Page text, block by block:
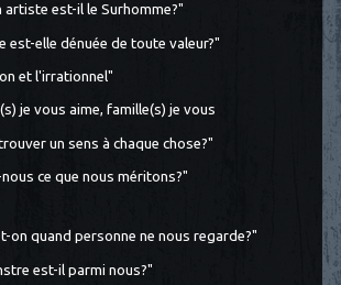
artiste est-il le Surhomme?"
est-elle dénuée de toute valeur?"
et l'irrationnel"
je vous aime, famille(s) je vous
un sens à chaque chose?"
ce que nous méritons?"
on quand personne ne nous regarde?"
est-il parmi nous?"